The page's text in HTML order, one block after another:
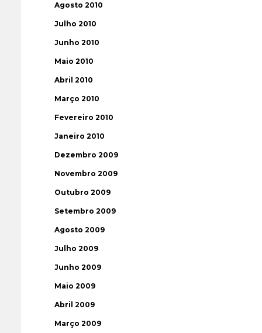
Agosto 2010
Julho 2010
Junho 2010
Maio 2010
Abril 2010
Março 2010
Fevereiro 2010
Janeiro 2010
Dezembro 2009
Novembro 2009
Outubro 2009
Setembro 2009
Agosto 2009
Julho 2009
Junho 2009
Maio 2009
Abril 2009
Março 2009